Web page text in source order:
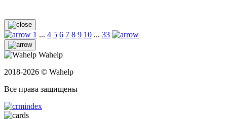
1 ... 4 5 6 7 8 9 10 ... 33
Wahelp
2018-2026 © Wahelp
Все права защищены